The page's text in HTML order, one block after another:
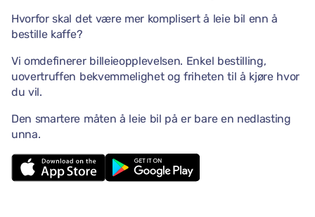
Hvorfor skal det være mer komplisert å leie bil enn å
bestille kaffe?
Vi omdefinerer billeieopplevelsen. Enkel bestilling,
uovertruffen bekvemmelighet og friheten til å kjøre hvor
du vil.
Den smartere måten å leie bil på er bare en nedlasting
unna.